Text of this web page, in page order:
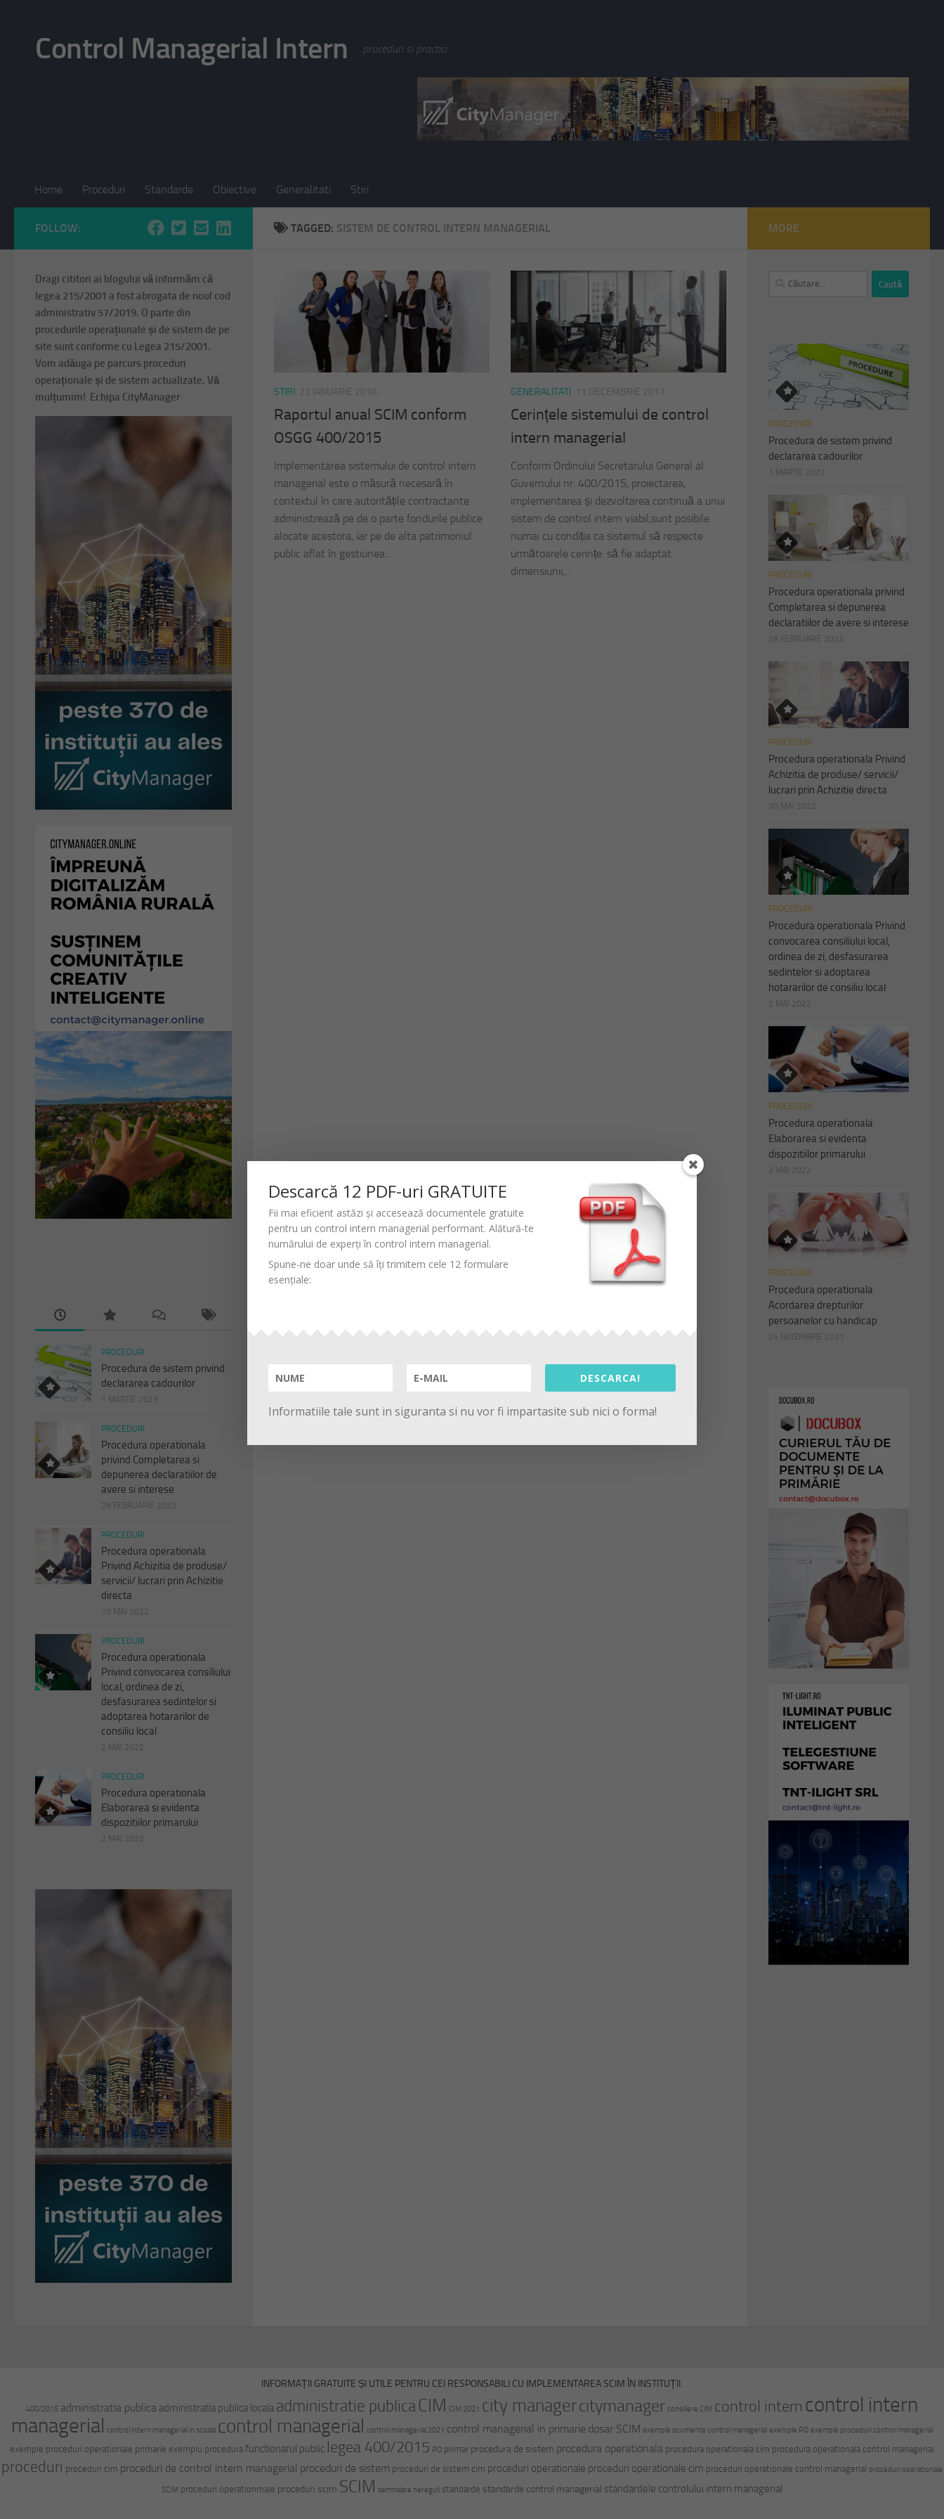
Control Managerial Intern proceduri si practici
Home Proceduri Standarde Obiective Generalitati Stiri
TAGGED: SISTEM DE CONTROL INTERN MANAGERIAL
STIRI 22 IANUARIE 2018
Raportul anual SCIM conform
OSGG 400/2015
Implementarea sistemului de control intern
managerial este o măsură necesară în
contextul în care autoritățile contractante
administrează pe de o parte fondurile publice
alocate acestora, iar pe de alta patrimoniul
public aflat în gestiunea...
GENERALITATI 11 DECEMBRIE 2017
Cerințele sistemului de control
intern managerial
Conform Ordinului Secretarului General al
Guvernului nr. 400/2015, proiectarea,
implementarea și dezvoltarea continuă a unui
sistem de control intern viabil,sunt posibile
numai cu condiția ca sistemul să respecte
următoarele cerințe: să fie adaptat
dimensiunii,...
FOLLOW:
Dragi cititori ai blogului vă informăm că
legea 215/2001 a fost abrogata de noul cod
administrativ 57/2019. O parte din
procedurile operaționale și de sistem de pe
site sunt conforme cu Legea 215/2001.
Vom adăuga pe parcurs proceduri
operaționale și de sistem actualizate. Vă
mulțumim! Echipa CityManager
PROCEDURI
Procedura de sistem privind
declararea cadourilor
1 MARTIE 2023
PROCEDURI
Procedura operationala
privind Completarea si
depunerea declaratiilor de
avere si interese
28 FEBRUARIE 2023
PROCEDURI
Procedura operationala
Privind Achizitia de produse/
servicii/ lucrari prin Achizitie
directa
10 MAI 2022
PROCEDURI
Procedura operationala
Privind convocarea consiliului
local, ordinea de zi,
desfasurarea sedintelor si
adoptarea hotararilor de
consiliu local
2 MAI 2022
PROCEDURI
Procedura operationala
Elaborarea si evidenta
dispozitiilor primarului
2 MAI 2022
MORE
Caută
PROCEDURI
Procedura de sistem privind
declararea cadourilor
1 MARTIE 2023
PROCEDURI
Procedura operationala privind
Completarea si depunerea
declaratiilor de avere si interese
28 FEBRUARIE 2023
PROCEDURI
Procedura operationala Privind
Achizitia de produse/ servicii/
lucrari prin Achizitie directa
10 MAI 2022
PROCEDURI
Procedura operationala Privind
convocarea consiliului local,
ordinea de zi, desfasurarea
sedintelor si adoptarea
hotararilor de consiliu local
2 MAI 2022
PROCEDURI
Procedura operationala
Elaborarea si evidenta
dispozitiilor primarului
2 MAI 2022
PROCEDURI
Procedura operationala
Acordarea drepturilor
persoanelor cu handicap
24 NOIEMBRIE 2021
INFORMAȚII GRATUITE ȘI UTILE PENTRU CEI RESPONSABILI CU IMPLEMENTAREA SCIM ÎN INSTITUȚII.
400/2015 administratia publica administratia publica locala administratie publicaCIM CIM 2021 city managercitymanager consiliere CIM control intern control intern
managerial control intern managerial in scoala control managerial control managerial 2021 control managerial in primarie dosar SCIM exemple ocumente control managerial exemple PO exemple proceduri control managerial
exemple proceduri operationale primarie exemplu procedura functionarul public legea 400/2015 PO primar procedura de sistem procedura operationala procedura operationala cim procedura operationala control managerial
proceduri proceduri cim proceduri de control intern managerial proceduri de sistem proceduri de sistem cim proceduri operationale proceduri operationale cim proceduri operationale control managerial proceduri operationale
SCIM proceduri operationmale proceduri scim SCIM semnalare nereguli standarde standarde control managerial standardele controlului intern managerial
Descarcă 12 PDF-uri GRATUITE
Fii mai eficient astăzi și accesează documentele gratuite
pentru un control intern managerial performant. Alătură-te
numărului de experți în control intern managerial.
Spune-ne doar unde să îți trimitem cele 12 formulare
esențiale:
DESCARCA!
Informatiile tale sunt in siguranta si nu vor fi impartasite sub nici o forma!